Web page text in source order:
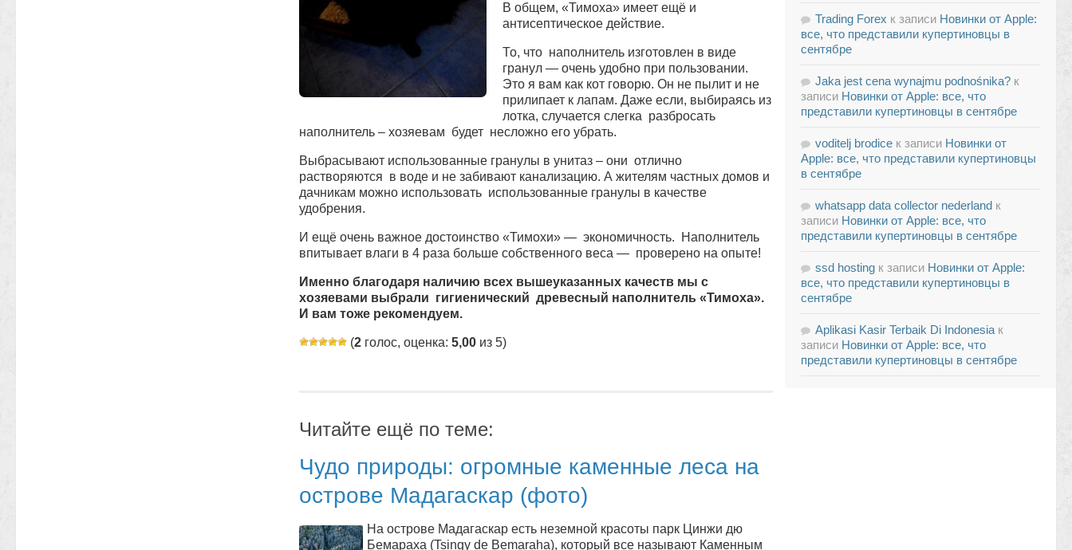
В общем, «Тимоха» имеет ещё и
антисептическое действие.
То, что наполнитель изготовлен в виде
гранул — очень удобно при пользовании.
Это я вам как кот говорю. Он не пылит и не
прилипает к лапам. Даже если, выбираясь из
лотка, случается слегка разбросать
наполнитель – хозяевам будет несложно его убрать.
Выбрасывают использованные гранулы в унитаз – они отлично
растворяются в воде и не забивают канализацию. А жителям частных домов и
дачникам можно использовать использованные гранулы в качестве
удобрения.
И ещё очень важное достоинство «Тимохи» — экономичность. Наполнитель
впитывает влаги в 4 раза больше собственного веса — проверено на опыте!
Именно благодаря наличию всех вышеуказанных качеств мы с
хозяевами выбрали гигиенический древесный наполнитель «Тимоха».
И вам тоже рекомендуем.
(2 голос, оценка: 5,00 из 5)
Читайте ещё по теме:
Чудо природы: огромные каменные леса на
острове Мадагаскар (фото)
На острове Мадагаскар есть неземной красоты парк Цинжи дю
Бемараха (Tsingy de Bemaraha), который все называют Каменным
Trading Forex к записи Новинки от Apple:
все, что представили купертиновцы в
сентябре
Jaka jest cena wynajmu podnośnika? к
записи Новинки от Apple: все, что
представили купертиновцы в сентябре
voditelj brodice к записи Новинки от
Apple: все, что представили купертиновцы
в сентябре
whatsapp data collector nederland к
записи Новинки от Apple: все, что
представили купертиновцы в сентябре
ssd hosting к записи Новинки от Apple:
все, что представили купертиновцы в
сентябре
Aplikasi Kasir Terbaik Di Indonesia к
записи Новинки от Apple: все, что
представили купертиновцы в сентябре